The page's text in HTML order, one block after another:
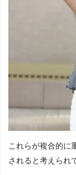
これらが複合的に
されると考えられ